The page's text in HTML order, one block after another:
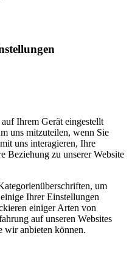
Ihrem Gerät eingestellt
uns mitzuteilen, wenn Sie
uns interagieren, Ihre
Beziehung zu unserer Website
um
Ihrer Einstellungen
einiger Arten von
auf unseren Websites
wir anbieten können.